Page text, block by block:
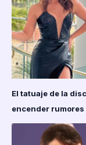
El tatuaje de la
encender rumores